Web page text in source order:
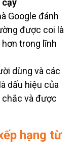
cậy
Google đánh
được coi là
trong lĩnh
dùng và các
dấu hiệu của
và được
hạng từ